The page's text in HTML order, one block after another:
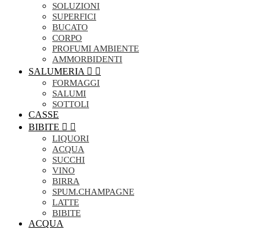
SOLUZIONI
SUPERFICI
BUCATO
CORPO
PROFUMI AMBIENTE
AMMORBIDENTI
SALUMERIA  
FORMAGGI
SALUMI
SOTTOLI
CASSE
BIBITE  
LIQUORI
ACQUA
SUCCHI
VINO
BIRRA
SPUM.CHAMPAGNE
LATTE
BIBITE
ACQUA